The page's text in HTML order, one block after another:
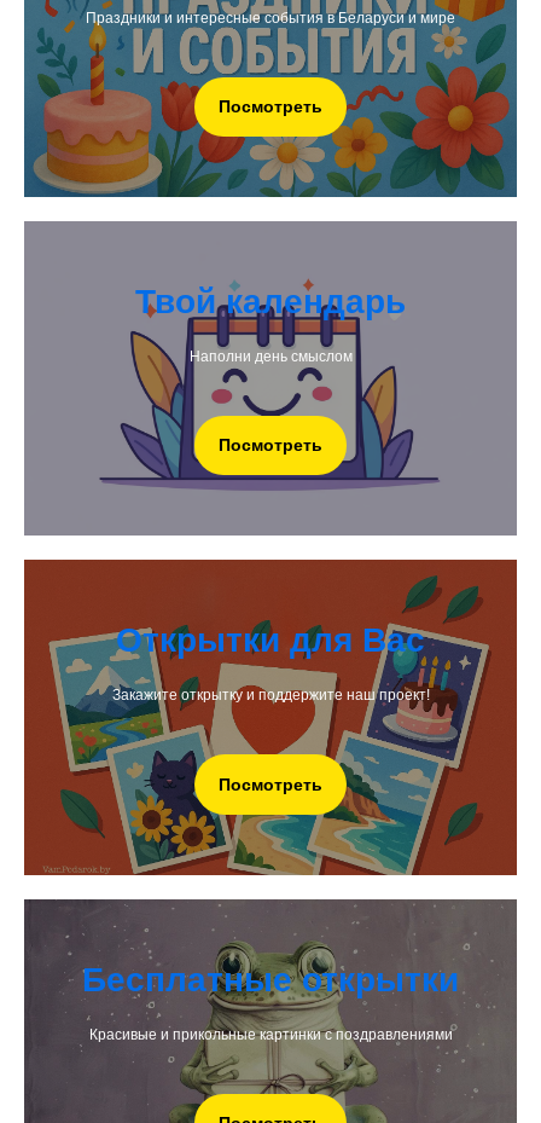
Праздники и интересные события в Беларуси и мире
Посмотреть
Твой календарь
Наполни день смыслом
Посмотреть
Открытки для Вас
Закажите открытку и поддержите наш проект!
Посмотреть
Бесплатные открытки
Красивые и прикольные картинки с поздравлениями